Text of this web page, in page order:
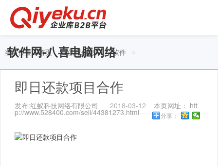
软件网-八喜电脑网络
当前位置：首页 > 供应信息 > 软件 >
即日还款项目合作
发布:红蚁科技网络有限公司 2018-03-12 本页网址： htt
p://www.528400.com/sell/44381273.html 分享：